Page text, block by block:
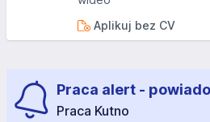
Aplikuj bez CV
Praca alert -
Praca Kutno